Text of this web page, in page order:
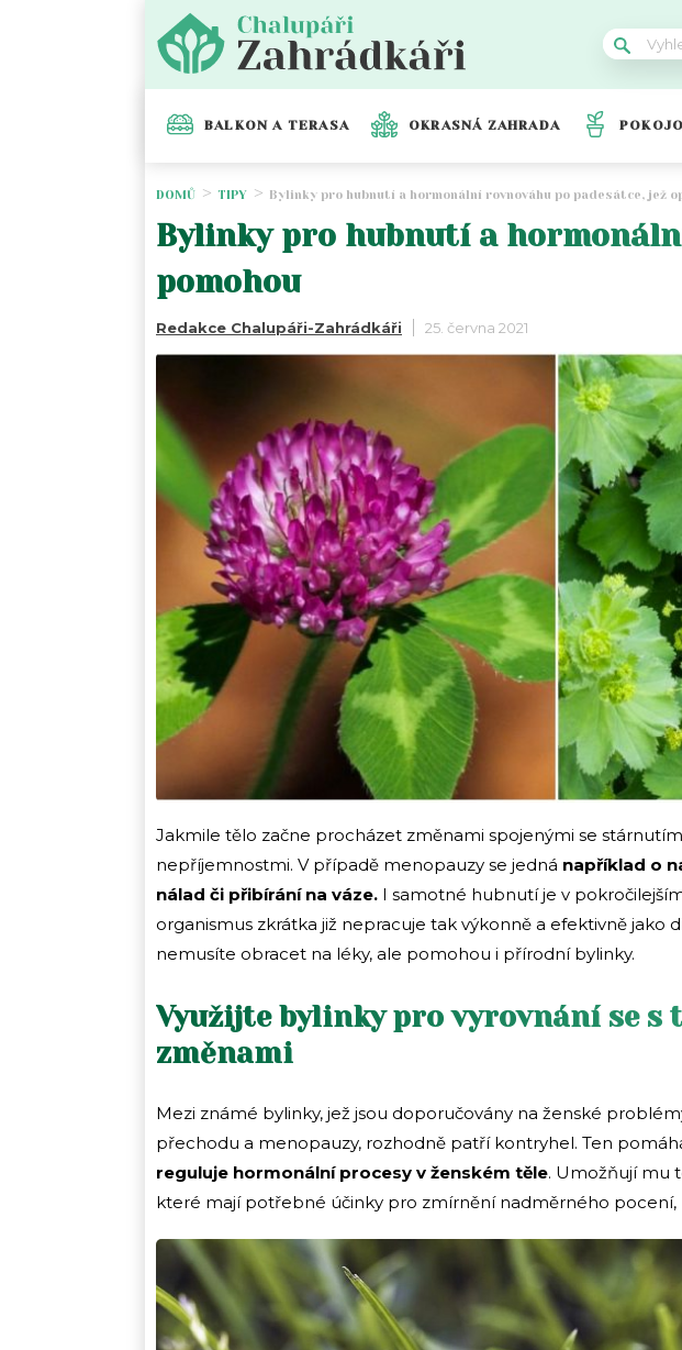
BALKON A TERASA OKRASNÁ ZAHRADA
DOMŮ TIPY Bylinky pro hubnutí a hormonální rovnováhu po padesátce, jež
Bylinky pro hubnutí a
pomohou
Redakce Chalupáři-Zahrádkáři 25. června 2021
Jakmile tělo začne procházet změnami spojenými se
nepříjemnostmi. V případě menopauzy se jedná například o
nálad či přibírání na váze. I samotné hubnutí je v
organismus zkrátka již nepracuje tak výkonně a efektivně jako
nemusíte obracet na léky, ale pomohou i přírodní bylinky.
Využijte bylinky pro vyrovnání se s
změnami
Mezi známé bylinky, jež jsou doporučovány na ženské
přechodu a menopauzy, rozhodně patří kontryhel. Ten
reguluje hormonální procesy v ženském těle. Umožňují mu
které mají potřebné účinky pro zmírnění nadměrného pocení,